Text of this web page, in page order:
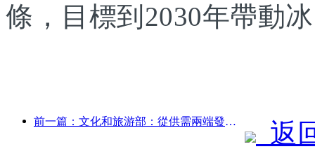
條，目標到2030年帶動
前一篇：文化和旅游部：從供需兩端發力，引導文旅消費活動出行
返